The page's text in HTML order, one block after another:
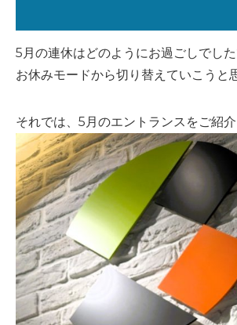
5月の連休はどのようにお過ごしでした
お休みモードから切り替えていこうと
それでは、5月のエントランスをご紹介